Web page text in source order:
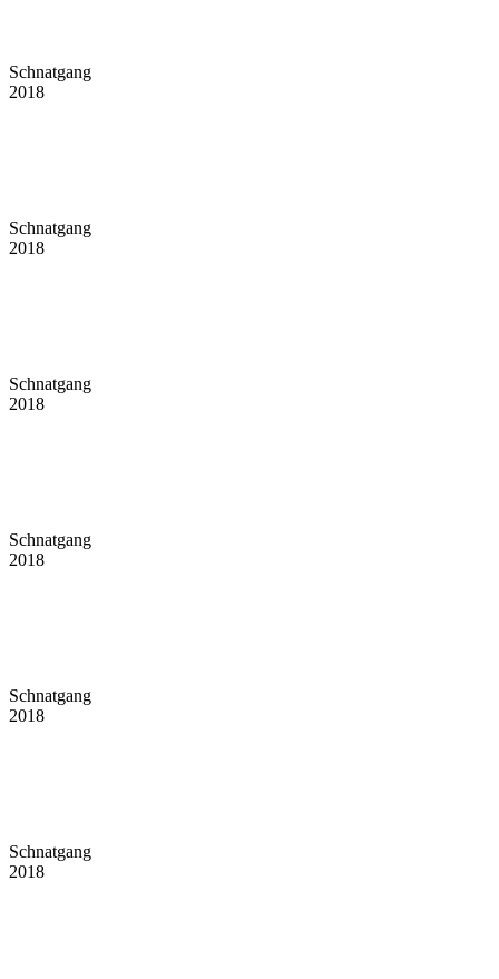
Schnatgang
2018
Schnatgang
2018
Schnatgang
2018
Schnatgang
2018
Schnatgang
2018
Schnatgang
2018